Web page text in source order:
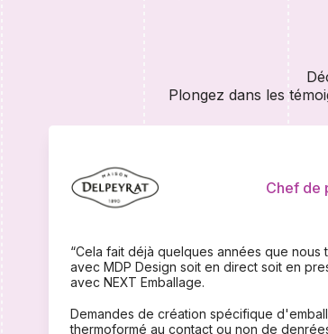
Plongez dans les
Chef de
“Cela fait déjà quelques années que nous
avec MDP Design soit en direct soit en
avec NEXT Emballage.
Demandes de création spécifique
thermoformé au contact ou non de